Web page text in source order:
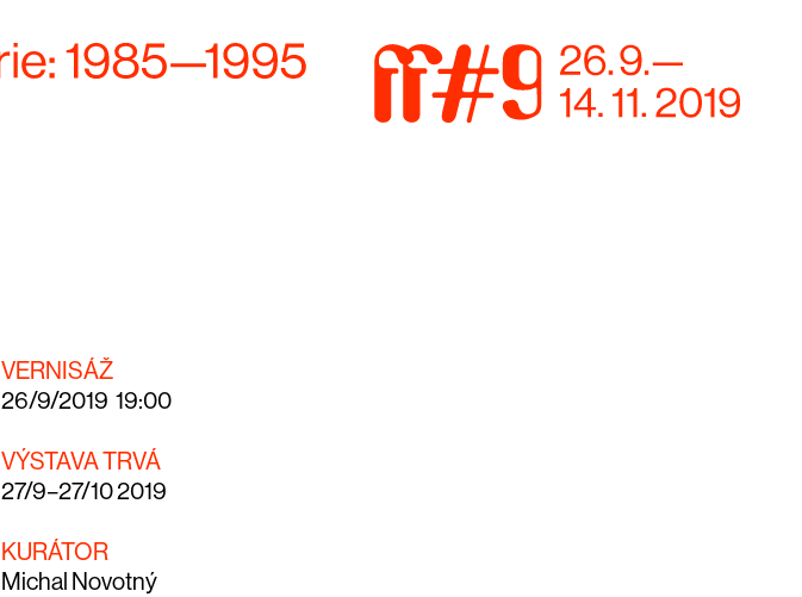
VERNISÁŽ
26/9/2019 19:00
VÝSTAVA TRVÁ
27/9–27/10 2019
KURÁTOR
Michal Novotný